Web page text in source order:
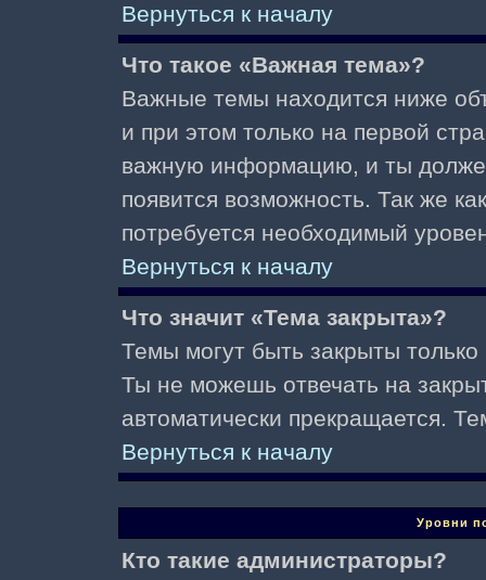
Вернуться к началу
Что такое «Важная тема»?
Важные темы находится ниже
и при этом только на первой
важную информацию, и ты
появится возможность. Так же
потребуется необходимый
Вернуться к началу
Что значит «Тема закрыта»?
Темы могут быть закрыты
Ты не можешь отвечать на
автоматически прекращается.
Вернуться к началу
Уровни
Кто такие администраторы?